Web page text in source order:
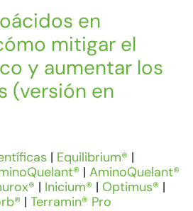
en
mitigar el
y aumentar los
(versión en
| Equilibrium® |
| AminoQuelant®
| Inicium® | Optimus® |
| Terramin® Pro